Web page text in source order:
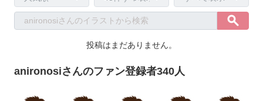
投稿はまだありません。
anironosiさんのファン登録者340人